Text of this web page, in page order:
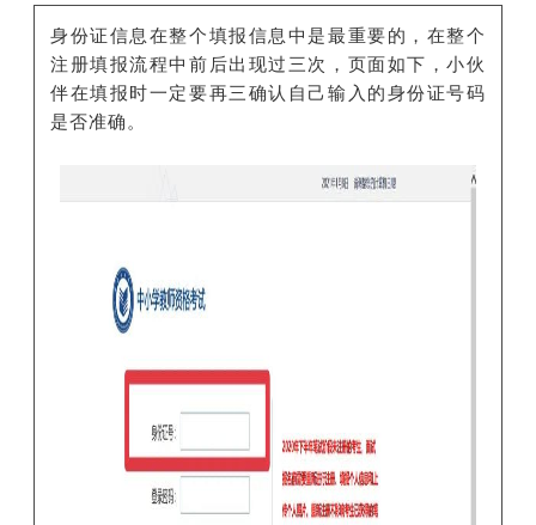
身份证信息在整个填报信息中是最重要的，在整个
注册填报流程中前后出现过三次，页面如下，小伙
伴在填报时一定要再三确认自己输入的身份证号码
是否准确。